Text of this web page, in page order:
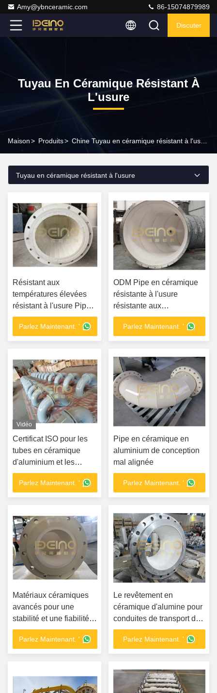
Amy@ybnceramic.com 86-15074879989
Discuter
Tuyau En Céramique Résistant À
L'usure
Maison> Produits>
Tuyau en céramique résistant à l'usure
Résistant aux
températures élevées
résistant à l'usure Pipe
en céramique syntrée
sur mesure
Parlez Maintenant. '
ODM Pipe en céramique
résistante à l'usure
résistante aux
températures élevées
Carreaux en céramique
d'aluminium
Parlez Maintenant. '
Vidéo
Certificat ISO pour les
tubes en céramique
d'aluminium et les
coudes en céramique
Parlez Maintenant. '
Pipe en céramique en
aluminium de conception
mal alignée
Parlez Maintenant. '
Matériaux céramiques
avancés pour une
stabilité et une fiabilité à
long terme
Parlez Maintenant. '
Le revêtement en
céramique d'alumine pour
conduites de transport de
poudre de charbon
Poussière à haute
température et matériau
tuyau en céramique
d'alumine
Parlez Maintenant. '